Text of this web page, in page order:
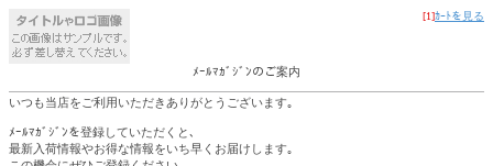
[1]ｶｰﾄを見る
ﾒｰﾙﾏｶﾞｼﾞﾝのご案内
いつも当店をご利用いただきありがとうございます｡
ﾒｰﾙﾏｶﾞｼﾞﾝを登録していただくと､
最新入荷情報やお得な情報をいち早くお届けします｡